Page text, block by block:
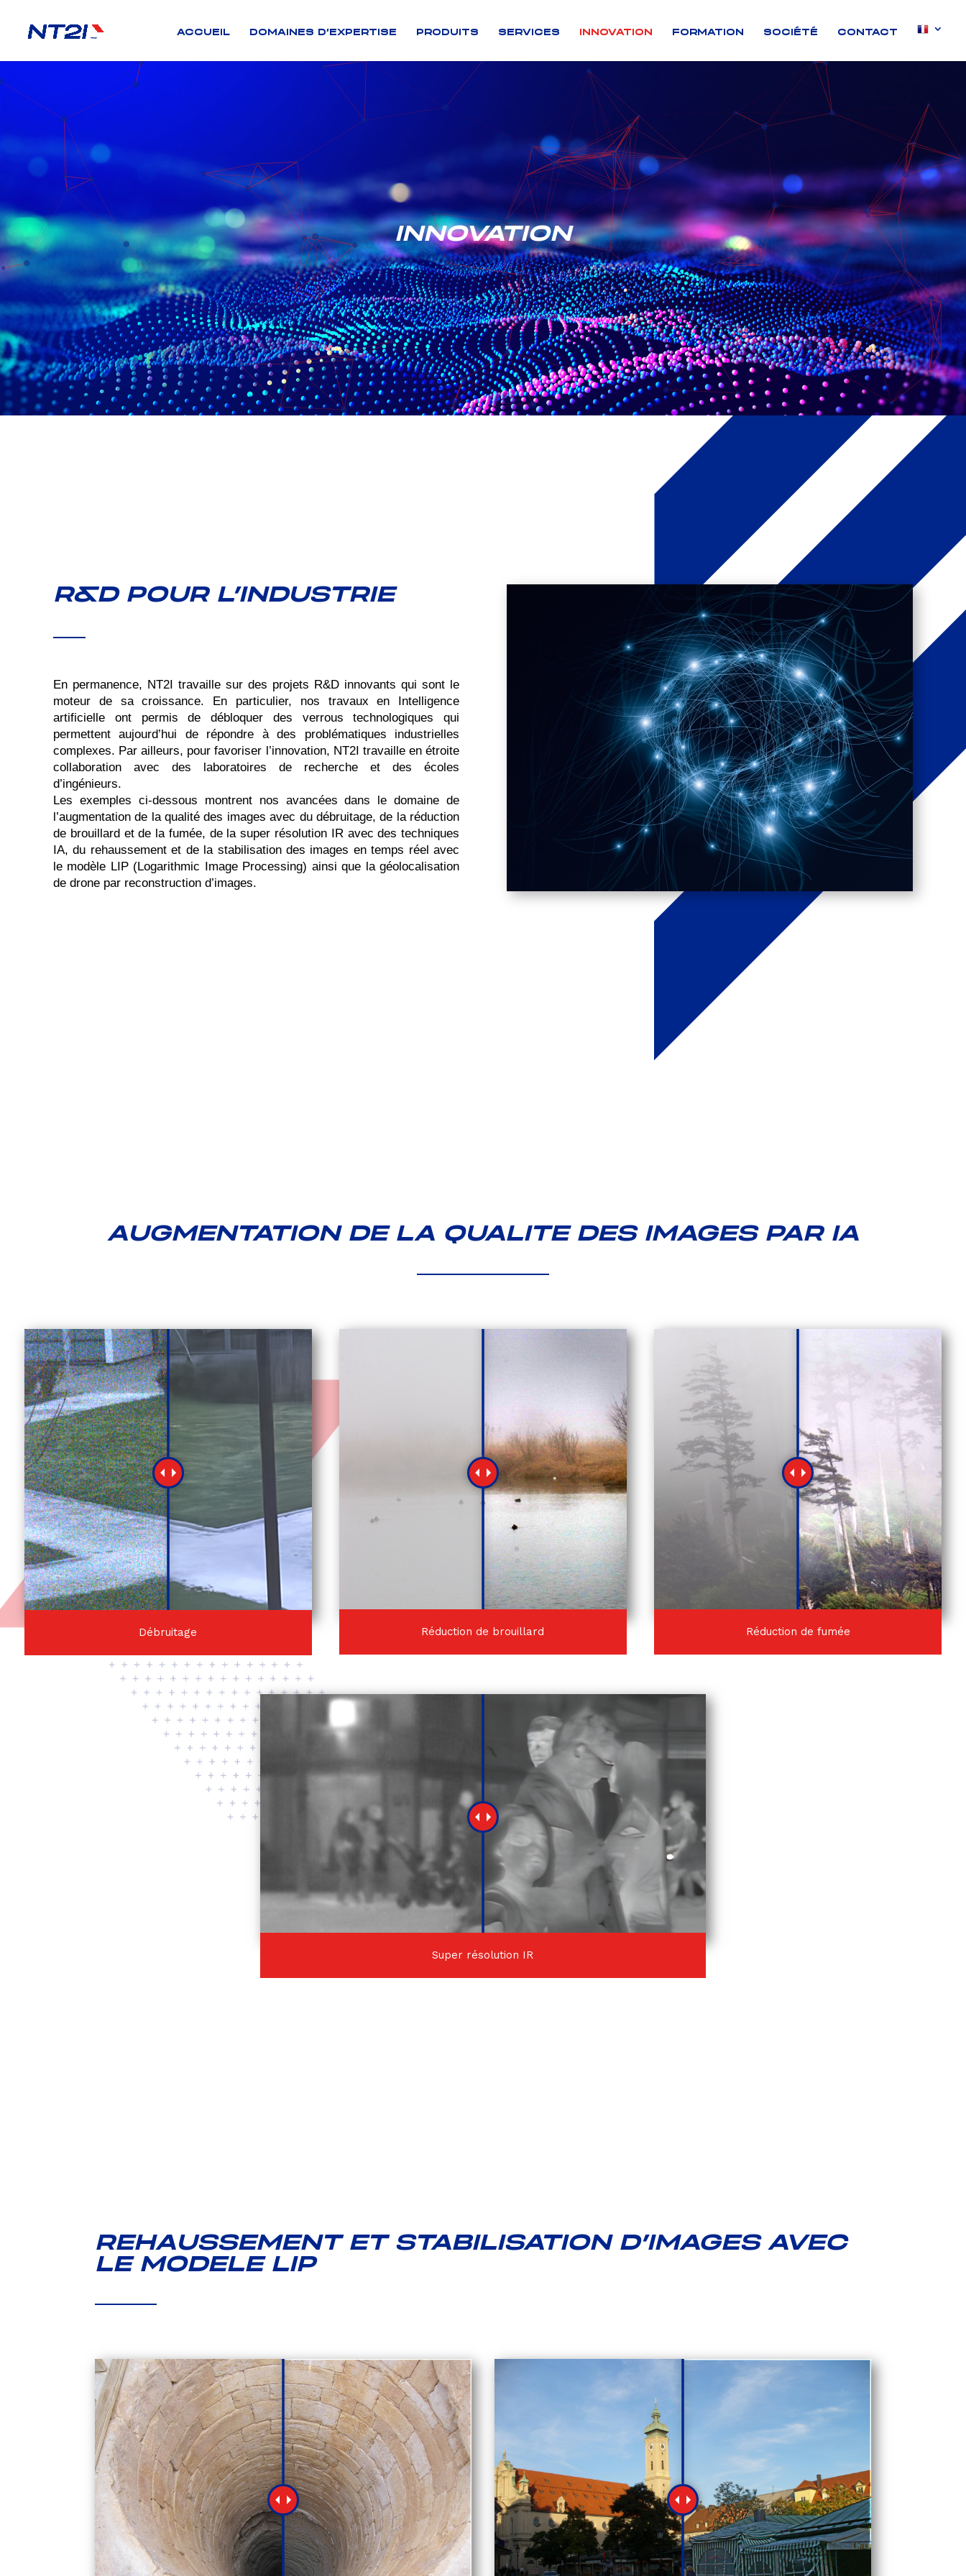
ACCUEIL DOMAINES D’EXPERTISE PRODUITS SERVICES INNOVATION FORMATION SOCIÉTÉ CONTACT
INNOVATION
R&D POUR L’INDUSTRIE
En permanence, NT2I travaille sur des projets R&D innovants qui sont le
moteur de sa croissance. En particulier, nos travaux en Intelligence
artificielle ont permis de débloquer des verrous technologiques qui
permettent aujourd’hui de répondre à des problématiques industrielles
complexes. Par ailleurs, pour favoriser l’innovation, NT2I travaille en étroite
collaboration avec des laboratoires de recherche et des écoles
d’ingénieurs.
Les exemples ci-dessous montrent nos avancées dans le domaine de
l’augmentation de la qualité des images avec du débruitage, de la réduction
de brouillard et de la fumée, de la super résolution IR avec des techniques
IA, du rehaussement et de la stabilisation des images en temps réel avec
le modèle LIP (Logarithmic Image Processing) ainsi que la géolocalisation
de drone par reconstruction d’images.
AUGMENTATION DE LA QUALITE DES IMAGES PAR IA
Débruitage Réduction de brouillard Réduction de fumée
Super résolution IR
REHAUSSEMENT ET STABILISATION D’IMAGES AVEC
LE MODELE LIP